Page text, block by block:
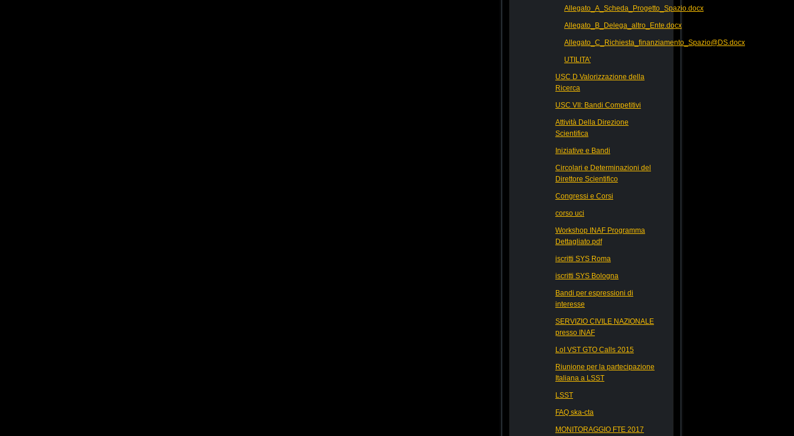
Allegato_A_Scheda_Progetto_Spazio.docx
Allegato_B_Delega_altro_Ente.docx
Allegato_C_Richiesta_finanziamento_Spazio@DS.docx
UTILITA'
USC D Valorizzazione della
Ricerca
USC VII: Bandi Competitivi
Attività Della Direzione
Scientifica
Iniziative e Bandi
Circolari e Determinazioni del
Direttore Scientifico
Congressi e Corsi
corso uci
Workshop INAF Programma
Dettagliato.pdf
iscritti SYS Roma
iscritti SYS Bologna
Bandi per espressioni di
interesse
SERVIZIO CIVILE NAZIONALE
presso INAF
LoI VST GTO Calls 2015
Riunione per la partecipazione
Italiana a LSST
LSST
FAQ ska-cta
MONITORAGGIO FTE 2017